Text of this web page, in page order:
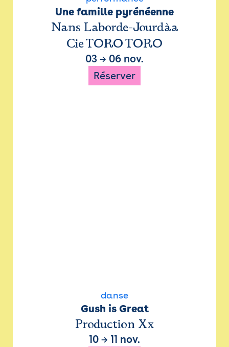
Une famille pyrénéenne
Nans Laborde-Jourdàa
Cie TORO TORO
03 → 06 nov.
Réserver
danse
Gush is Great
Production Xx
10 → 11 nov.